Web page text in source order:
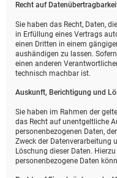
Recht auf
Sie haben das Recht, Daten,
in Erfüllung eines Vertrags
einen Dritten in einem
aushändigen zu lassen.
einen anderen
technisch machbar ist.
Auskunft, Berichtigung und
Sie haben im Rahmen der
das Recht auf unentgeltliche
personenbezogenen Daten,
Zweck der Datenverarbeitung
Löschung dieser Daten.
personenbezogene Daten